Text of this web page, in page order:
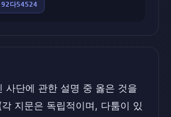
92다54524
사단에 관한 설명 중 옳은 것을
지문은 독립적이며, 다툼이 있